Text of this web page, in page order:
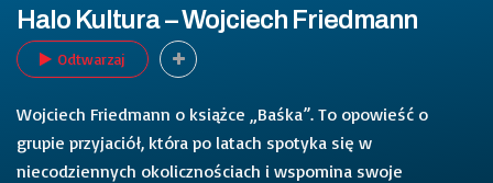
Halo Kultura – Wojciech Friedmann
Odtwarzaj
Wojciech Friedmann o książce „Baśka”. To opowieść o
grupie przyjaciół, która po latach spotyka się w
niecodziennych okolicznościach i wspomina swoje